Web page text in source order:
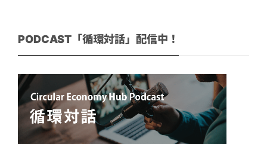
PODCAST「循環対話」配信中！